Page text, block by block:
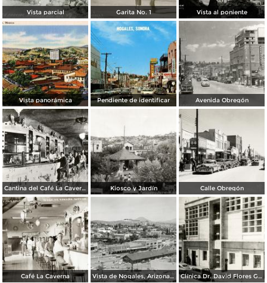
Vista parcial Garita No. 1 Vista al poniente
Vista panorámica Pendiente de identificar Avenida Obregón
Cantina del Café La Caverna Kiosco y Jardín Calle Obregón
Café La Caverna Vista de Nogales, Arizona, desde Nogales, Sonora Clínica Dr. David Flores Guerra